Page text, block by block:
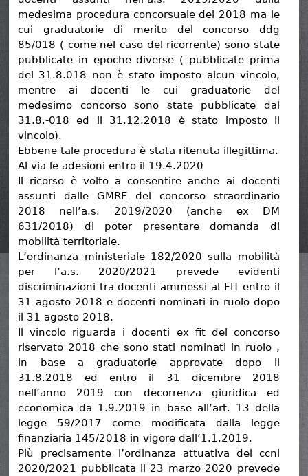
medesima procedura concorsuale del 2018 ma le
cui graduatorie di merito del concorso ddg
85/018 ( come nel caso del ricorrente) sono state
pubblicate in epoche diverse ( pubblicate prima
del 31.8.018 non è stato imposto alcun vincolo,
mentre ai docenti le cui graduatorie del
medesimo concorso sono state pubblicate dal
31.8.-018 ed il 31.12.2018 è stato imposto il
vincolo).
Ebbene tale procedura è stata ritenuta illegittima.
Al via le adesioni entro il 19.4.2020
Il ricorso è volto a consentire anche ai docenti
assunti dalle GMRE del concorso straordinario
2018 nell’a.s. 2019/2020 (anche ex DM
631/2018) di poter presentare domanda di
mobilità territoriale.
L’ordinanza ministeriale 182/2020 sulla mobilità
per l’a.s. 2020/2021 prevede evidenti
discriminazioni tra docenti ammessi al FIT entro il
31 agosto 2018 e docenti nominati in ruolo dopo
il 31 agosto 2018.
Il vincolo riguarda i docenti ex fit del concorso
riservato 2018 che sono stati nominati in ruolo ,
in base a graduatorie approvate dopo il
31.8.2018 ed entro il 31 dicembre 2018
nell’anno 2019 con decorrenza giuridica ed
economica da 1.9.2019 in base all’art. 13 della
legge 59/2017 come modificata dalla legge
finanziaria 145/2018 in vigore dall’1.1.2019.
Più precisamente l’ordinanza attuativa del ccni
2020/2021 pubblicata il 23 marzo 2020 prevede